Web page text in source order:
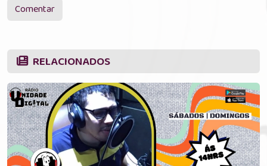
Comentar
RELACIONADOS